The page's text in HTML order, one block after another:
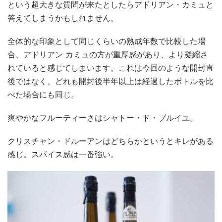
という超大きな質問が来たとしたらアドリアン・カミュと
答えてしまうかもしれません。
全体的な印象として同じくらいの熟成年数で比較した場
合、アドリアン カミュの方が重厚感があり、より凝縮さ
れていると感じてしまいます。これは今回のような開封直
後ではなく、どれも開封後半年以上は経過したボトルを比
べた場合にも同じ。
爽やかなフルーティーさはシャトー・ド・ブルイユ。
クリスチャン・ドルーアンはどちらかというとキレがある
感じ。スパイス感は一番強い。